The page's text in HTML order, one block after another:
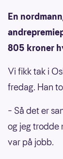
En
805 kroner
Vi fikk tak i
fredag. Han
– Så det er
og jeg trodde
var på jobb.